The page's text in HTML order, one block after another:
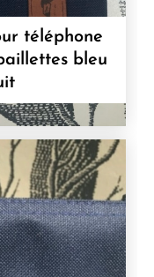
téléphone
bleu